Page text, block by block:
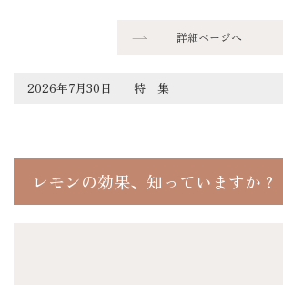
詳細ページへ
2026年7月30日 特 集
レモンの効果、知っていますか？